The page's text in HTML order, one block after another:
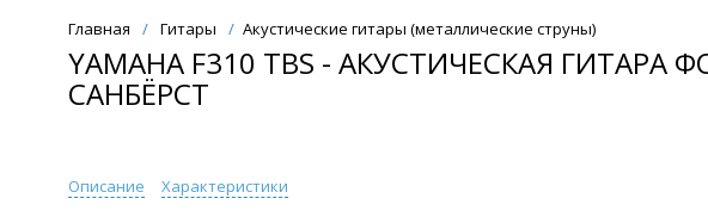
Главная / Гитары / Акустические гитары (металлические струны)
YAMAHA F310 TBS - АКУСТИЧЕСКАЯ
САНБЁРСТ
Описание Характеристики